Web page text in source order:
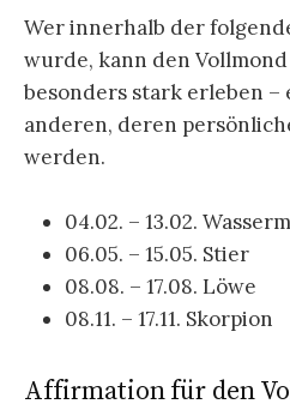
Wer innerhalb der
wurde, kann den
besonders stark erleben –
anderen, deren
werden.
04.02. – 13.02.
06.05. – 15.05. Stier
08.08. – 17.08. Löwe
08.11. – 17.11. Skorpion
Affirmation für den